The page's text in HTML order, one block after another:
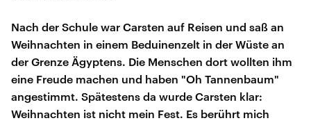
Nach der Schule war Carsten auf Reisen und saß an
Weihnachten in einem Beduinenzelt in der Wüste an
der Grenze Ägyptens. Die Menschen dort wollten ihm
eine Freude machen und haben "Oh Tannenbaum"
angestimmt. Spätestens da wurde Carsten klar:
Weihnachten ist nicht mein Fest. Es berührt mich